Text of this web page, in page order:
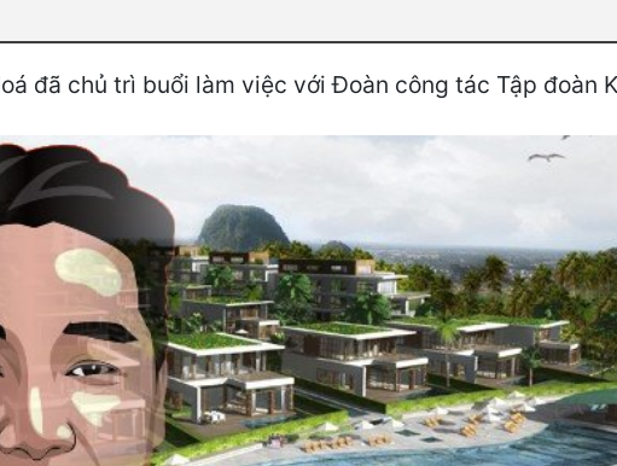
đã chủ trì buổi làm việc với Đoàn công tác Tập đoàn